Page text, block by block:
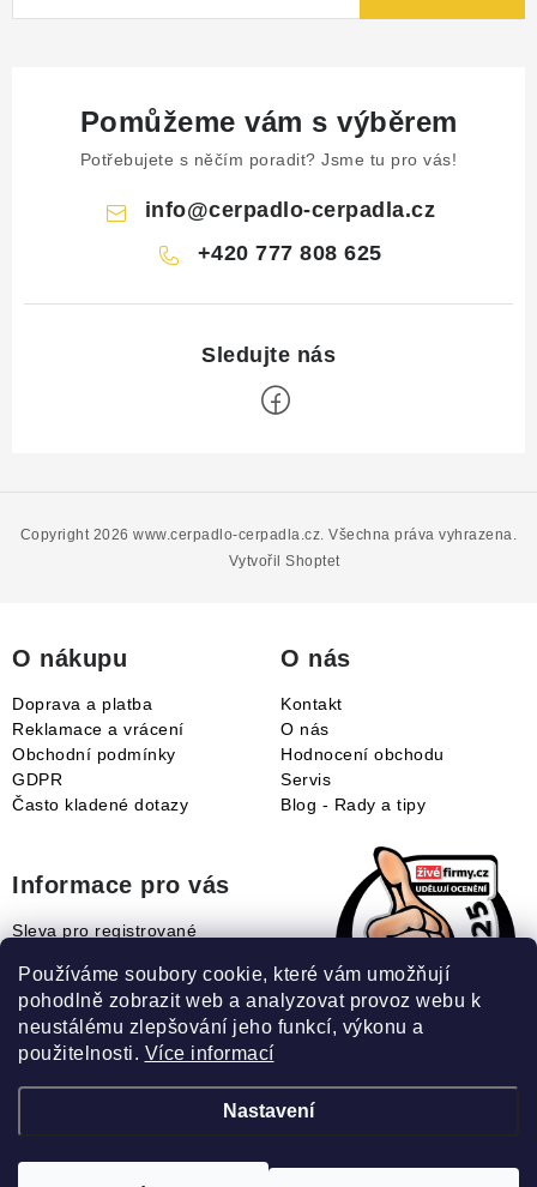
Používáme soubory cookie, které vám umožňují
pohodlně zobrazit web a analyzovat provoz webu k
neustálému zlepšování jeho funkcí, výkonu a
použitelnosti. Více informací
Nastavení
Pomůžeme vám s výběrem
Potřebujete s něčím poradit? Jsme tu pro vás!
info@cerpadlo-cerpadla.cz
+420 777 808 625
Vytvořil Shoptet
Copyright 2026www.cerpadlo-cerpadla.cz. Všechna práva vyhrazena.
O nákupu
Doprava a platba
Reklamace a vrácení
Obchodní podmínky
GDPR
Často kladené dotazy
O nás
Kontakt
O nás
Hodnocení obchodu
Servis
Blog - Rady a tipy
Informace pro vás
Sleva pro registrované
Jak uplatnit slevový kupón?
Jak nakupovat?
Slovník pojmů
Recenze našeho eshopu: